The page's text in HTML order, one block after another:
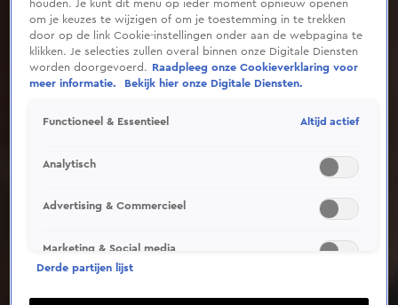
Deze video is niet beschikbaar op je huidige locatie
houden. Je kunt dit menu op ieder moment opnieuw openen
om je keuzes te wijzigen of om je toestemming in te trekken
door op de link Cookie-instellingen onder aan de webpagina te
klikken. Je selecties zullen overal binnen onze Digitale Diensten
worden doorgevoerd.
Raadpleeg onze Cookieverklaring voor
meer informatie.
Bekijk hier onze Digitale Diensten.
Functioneel & Essentieel Altijd actief
Analytisch
Advertising & Commercieel
Marketing & Social media
Derde partijen lijst